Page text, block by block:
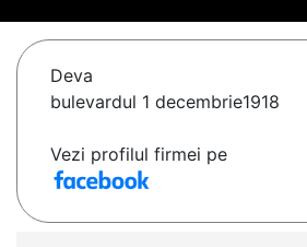
Deva
bulevardul 1 decembrie1918
Vezi profilul firmei pe